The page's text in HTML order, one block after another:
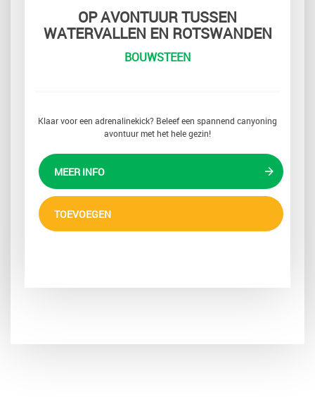
OP AVONTUUR TUSSEN
WATERVALLEN EN ROTSWANDEN
BOUWSTEEN
Klaar voor een adrenalinekick? Beleef een spannend canyoning
avontuur met het hele gezin!
MEER INFO
TOEVOEGEN